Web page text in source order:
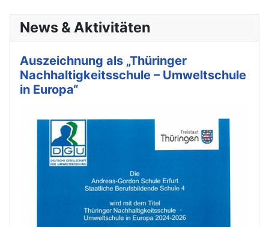
News & Aktivitäten
Auszeichnung als „Thüringer
Nachhaltigkeitsschule – Umweltschule
in Europa“